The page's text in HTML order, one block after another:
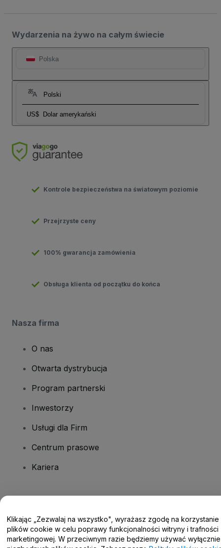
Wydarzenia na żywo na całym świecie
Polska
Polski
US$ Dolar amerykański
Kontrole bezpieczeństwa na światowym poziomie
Przejrzyste ceny
100% gwarancja zamówienia
Obsługa klienta od początku do końca
Nasza firma
O nas
Otwarta dystrybucja
Program partnerski
Inwestorzy
Usługi dla Firm
Centrum prasowe
Kariera
Centrum pomocy / Skontaktuj się z nami
Klikając „Zezwalaj na wszystko", wyrażasz zgodę na korzystanie
plików cookie w celu poprawy funkcjonalności witryny i trafności
marketingowej. W przeciwnym razie będziemy używać wyłącznie